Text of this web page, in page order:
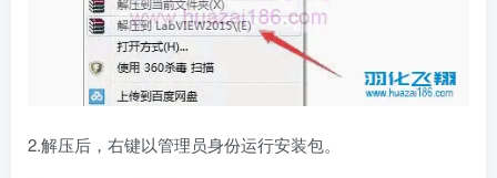
2.解压后，右键以管理员身份运行安装包。